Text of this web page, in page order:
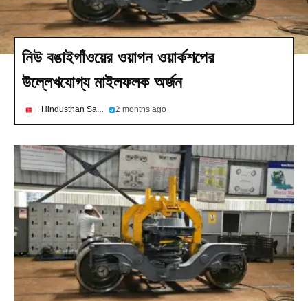
নিউ বঙাইগাঁওয়ের ওয়াগন ওয়ার্কশপের
উল্লেখযোগ্য মাইলফলক অর্জন
Hindusthan Samachar 2 months ago